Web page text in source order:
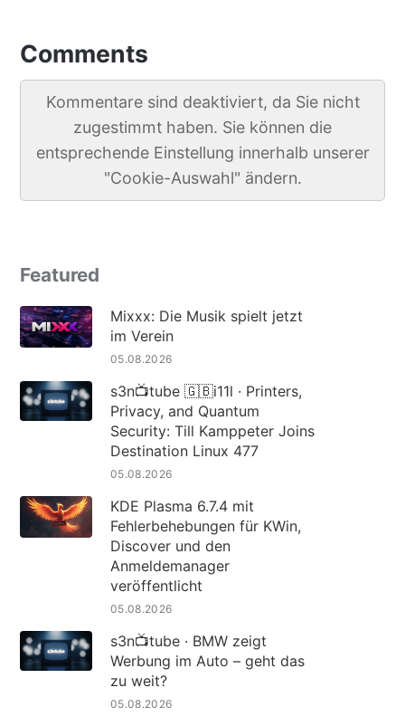
Comments
Kommentare sind deaktiviert, da Sie nicht
zugestimmt haben. Sie können die
entsprechende Einstellung innerhalb unserer
"Cookie-Auswahl" ändern.
Featured
Mixxx: Die Musik spielt jetzt
im Verein
05.08.2026
s3n📺tube 🇬🇧i11l · Printers,
Privacy, and Quantum
Security: Till Kamppeter Joins
Destination Linux 477
05.08.2026
KDE Plasma 6.7.4 mit
Fehlerbehebungen für KWin,
Discover und den
Anmeldemanager
veröffentlicht
05.08.2026
s3n📺tube · BMW zeigt
Werbung im Auto – geht das
zu weit?
05.08.2026